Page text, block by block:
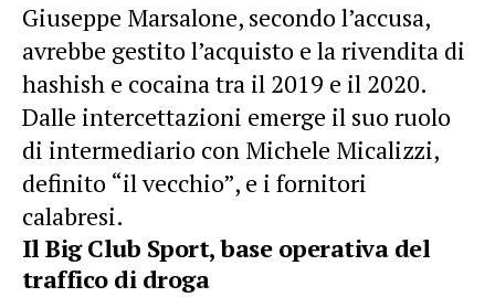
Giuseppe Marsalone, secondo l’accusa,
avrebbe gestito l’acquisto e la rivendita di
hashish e cocaina tra il 2019 e il 2020.
Dalle intercettazioni emerge il suo ruolo
di intermediario con Michele Micalizzi,
definito “il vecchio”, e i fornitori
calabresi.
Il Big Club Sport, base operativa del
traffico di droga